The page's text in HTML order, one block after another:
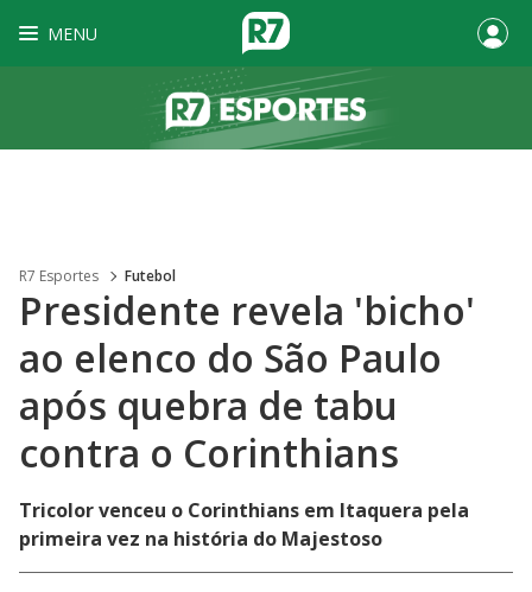
MENU
R7 Esportes Futebol
Presidente revela 'bicho'
ao elenco do São Paulo
após quebra de tabu
contra o Corinthians
Tricolor venceu o Corinthians em Itaquera pela
primeira vez na história do Majestoso